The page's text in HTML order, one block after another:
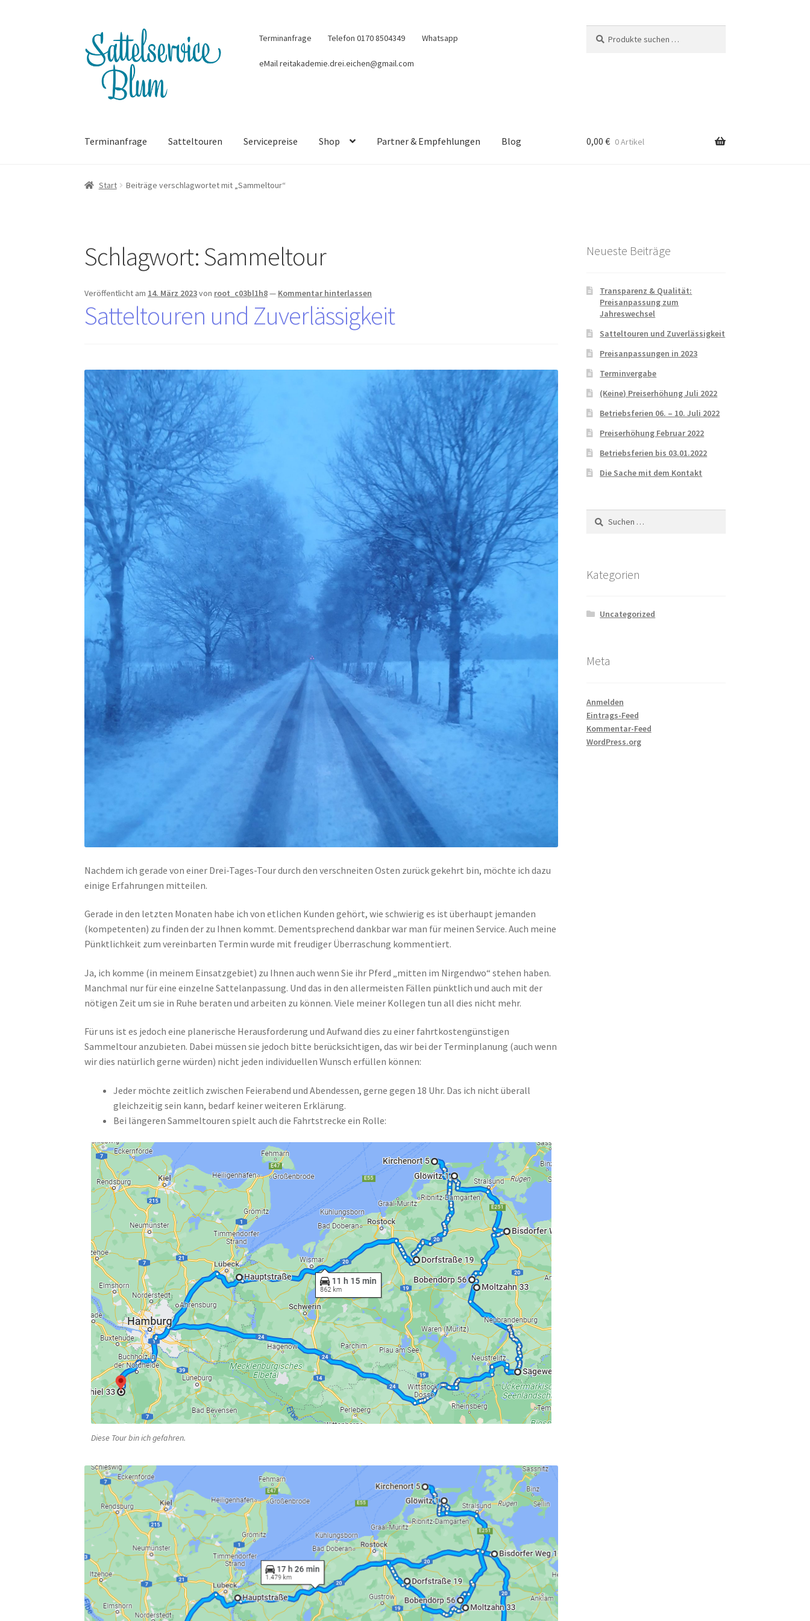
Zur
Navigation
springen
Zum
Inhalt
springen
Terminanfrage Telefon 0170 8504349 Whatsapp
eMail reitakademie.drei.eichen@gmail.com
nach:
Terminanfrage Satteltouren Servicepreise Shop Partner & Empfehlungen Blog 0,00 € 0 Artikel
Start Beiträge verschlagwortet mit „Sammeltour“
Schlagwort:Sammeltour
Veröffentlicht am 14. März 2023von root_c03bl1h8— Kommentar hinterlassen
Satteltouren und Zuverlässigkeit
Nachdem ich gerade von einer Drei-Tages-Tour durch den verschneiten Osten zurück gekehrt bin, möchte ich dazu
einige Erfahrungen mitteilen.
Gerade in den letzten Monaten habe ich von etlichen Kunden gehört, wie schwierig es ist überhaupt jemanden
(kompetenten) zu finden der zu Ihnen kommt. Dementsprechend dankbar war man für meinen Service. Auch meine
Pünktlichkeit zum vereinbarten Termin wurde mit freudiger Überraschung kommentiert.
Ja, ich komme (in meinem Einsatzgebiet) zu Ihnen auch wenn Sie ihr Pferd „mitten im Nirgendwo“ stehen haben.
Manchmal nur für eine einzelne Sattelanpassung. Und das in den allermeisten Fällen pünktlich und auch mit der
nötigen Zeit um sie in Ruhe beraten und arbeiten zu können. Viele meiner Kollegen tun all dies nicht mehr.
Für uns ist es jedoch eine planerische Herausforderung und Aufwand dies zu einer fahrtkostengünstigen
Sammeltour anzubieten. Dabei müssen sie jedoch bitte berücksichtigen, das wir bei der Terminplanung (auch wenn
wir dies natürlich gerne würden) nicht jeden individuellen Wunsch erfüllen können:
Jeder möchte zeitlich zwischen Feierabend und Abendessen, gerne gegen 18 Uhr. Das ich nicht überall
gleichzeitig sein kann, bedarf keiner weiteren Erklärung.
Bei längeren Sammeltouren spielt auch die Fahrtstrecke ein Rolle:
Diese Tour bin ich gefahren.
Neueste Beiträge
Transparenz & Qualität:
Preisanpassung zum
Jahreswechsel
Satteltouren und Zuverlässigkeit
Preisanpassungen in 2023
Terminvergabe
(Keine) Preiserhöhung Juli 2022
Betriebsferien 06. – 10. Juli 2022
Preiserhöhung Februar 2022
Betriebsferien bis 03.01.2022
Die Sache mit dem Kontakt
Suchen
nach:
Kategorien
Uncategorized
Meta
Anmelden
Eintrags-Feed
Kommentar-Feed
WordPress.org